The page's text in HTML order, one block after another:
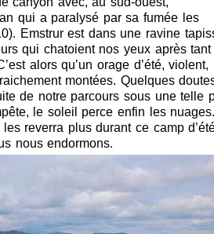
qui a paralysé par sa fumée les
Emstrur est dans une ravine
qui chatoient nos yeux après
alors qu’un orage d’été, violent,
montées. Quelques
de notre parcours sous une telle
le soleil perce enfin les
reverra plus durant ce camp
nous endormons.